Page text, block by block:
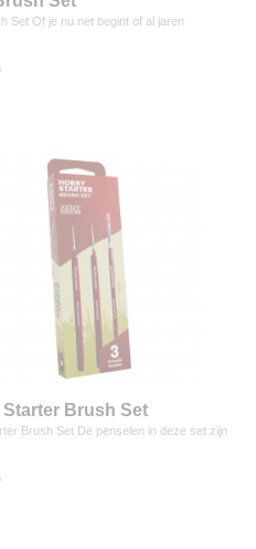
Set Of je nu net begint of al jaren
Starter Brush Set
Brush Set De penselen in deze set zijn